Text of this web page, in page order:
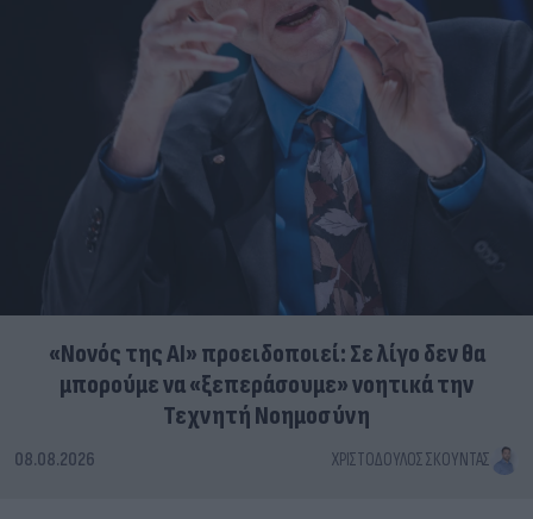
«Νονός της AI» προειδοποιεί: Σε λίγο δεν θα
μπορούμε να «ξεπεράσουμε» νοητικά την
Τεχνητή Νοημοσύνη
08.08.2026 ΧΡΙΣΤΌΔΟΥΛΟΣ ΣΚΟΎΝΤΑΣ